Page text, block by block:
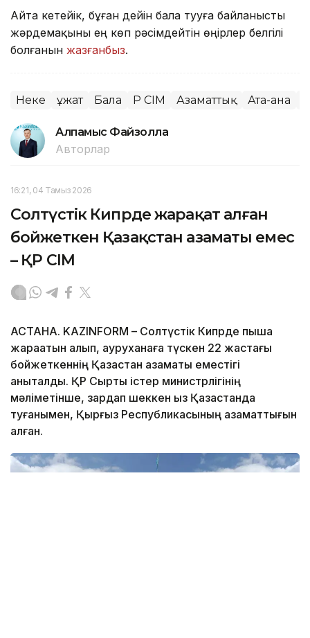
Айта кетейік, бұған дейін бала тууға байланысты
жәрдемақыны ең көп рәсімдейтін өңірлер белгілі
болғанын жазғанбыз.
Неке Құжат Бала ҚР СІМ Азаматтық Ата-ана
Алпамыс Файзолла
Авторлар
16:21, 04 Тамыз 2026
Солтүстік Кипрде жарақат алған
бойжеткен Қазақстан азаматы емес
– ҚР СІМ
АСТАНА. KAZINFORM – Солтүстік Кипрде пышақ
жарақатын алып, ауруханаға түскен 22 жастағы
бойжеткеннің Қазақстан азаматы еместігі
анықталды. ҚР Сыртқы істер министрлігінің
мәліметінше, зардап шеккен қыз Қазақстанда
туғанымен, Қырғыз Республикасының азаматтығын
алған.